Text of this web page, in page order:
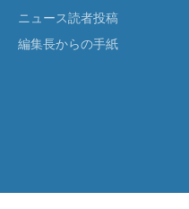
ニュース読者投稿
編集長からの手紙